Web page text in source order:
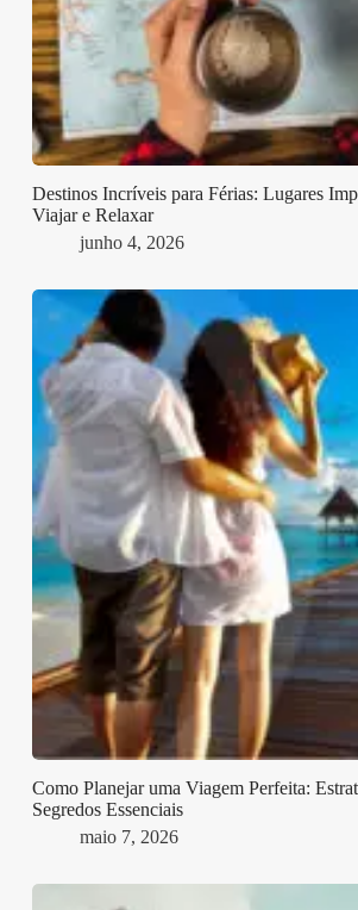
Destinos Incríveis para Férias: Lugares
Viajar e Relaxar
junho 4, 2026
Como Planejar uma Viagem Perfeita:
Segredos Essenciais
maio 7, 2026